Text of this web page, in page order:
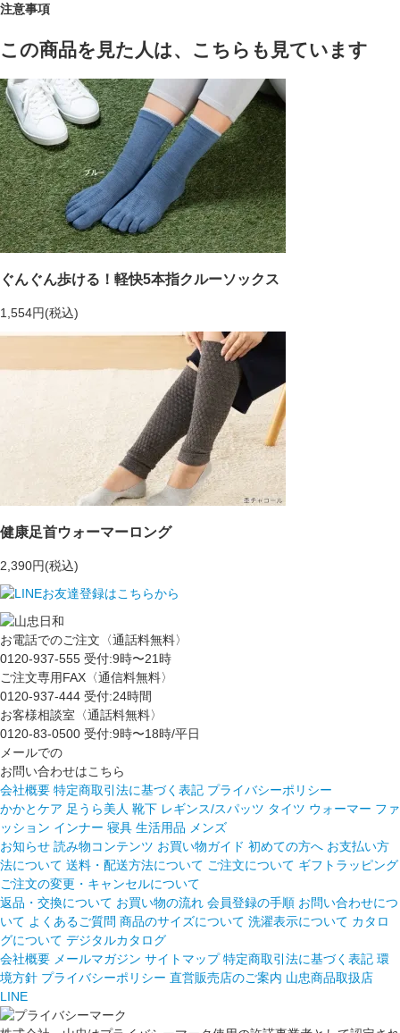
注意事項
この商品を見た人は、こちらも見ています
ぐんぐん歩ける！軽快5本指クルーソックス
1,554円(税込)
健康足首ウォーマーロング
2,390円(税込)
お電話でのご注文〈通話料無料〉
0120-937-555 受付:9時〜21時
ご注文専用FAX〈通信料無料〉
0120-937-444 受付:24時間
お客様相談室〈通話料無料〉
0120-83-0500 受付:9時〜18時/平日
メールでの
お問い合わせはこちら
会社概要 特定商取引法に基づく表記 プライバシーポリシー
かかとケア 足うら美人 靴下 レギンス/スパッツ タイツ ウォーマー ファ
ッション インナー 寝具 生活用品 メンズ
お知らせ 読み物コンテンツ お買い物ガイド 初めての方へ お支払い方
法について 送料・配送方法について ご注文について ギフトラッピング
ご注文の変更・キャンセルについて
返品・交換について お買い物の流れ 会員登録の手順 お問い合わせにつ
いて よくあるご質問 商品のサイズについて 洗濯表示について カタロ
グについて デジタルカタログ
会社概要 メールマガジン サイトマップ 特定商取引法に基づく表記 環
境方針 プライバシーポリシー 直営販売店のご案内 山忠商品取扱店
LINE